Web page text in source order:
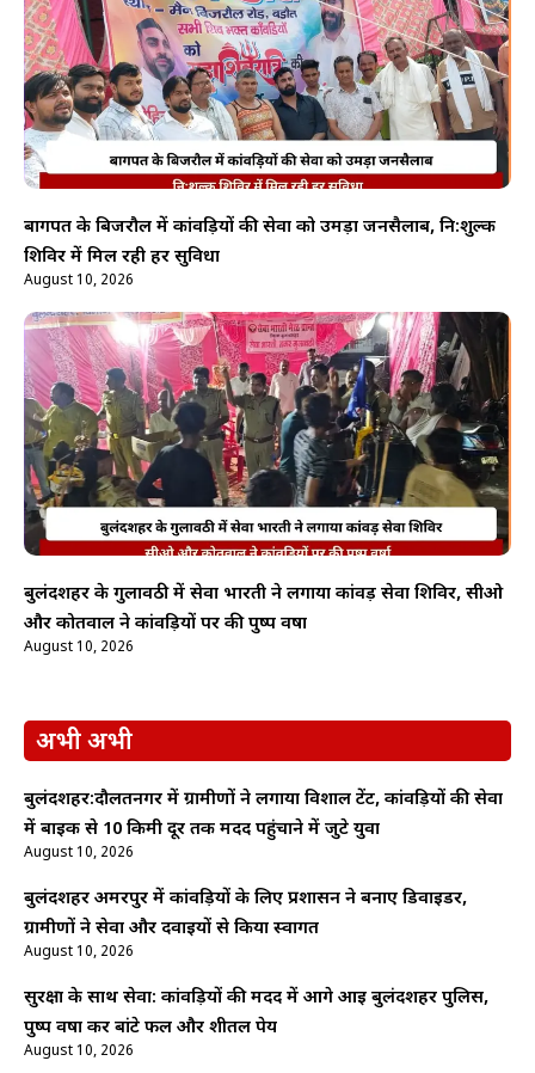
बागपत के बिजरौल में कांवड़ियों की सेवा को उमड़ा जनसैलाब, नि:शुल्क
शिविर में मिल रही हर सुविधा
August 10, 2026
बुलंदशहर के गुलावठी में सेवा भारती ने लगाया कांवड़ सेवा शिविर, सीओ
और कोतवाल ने कांवड़ियों पर की पुष्प वर्षा
August 10, 2026
अभी अभी
बुलंदशहर:दौलतनगर में ग्रामीणों ने लगाया विशाल टेंट, कांवड़ियों की सेवा
में बाइक से 10 किमी दूर तक मदद पहुंचाने में जुटे युवा
August 10, 2026
बुलंदशहर अमरपुर में कांवड़ियों के लिए प्रशासन ने बनाए डिवाइडर,
ग्रामीणों ने सेवा और दवाइयों से किया स्वागत
August 10, 2026
सुरक्षा के साथ सेवा: कांवड़ियों की मदद में आगे आई बुलंदशहर पुलिस,
पुष्प वर्षा कर बांटे फल और शीतल पेय
August 10, 2026